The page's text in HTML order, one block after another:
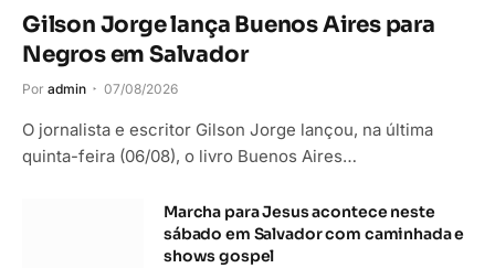
Gilson Jorge lança Buenos Aires para
Negros em Salvador
Por admin 07/08/2026
O jornalista e escritor Gilson Jorge lançou, na última
quinta-feira (06/08), o livro Buenos Aires…
Marcha para Jesus acontece neste
sábado em Salvador com caminhada e
shows gospel